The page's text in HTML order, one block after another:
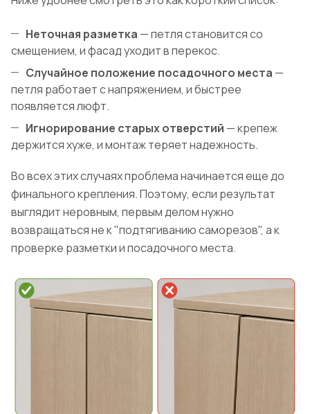
Неточная разметка — петля становится со
смещением, и фасад уходит в перекос.
Случайное положение посадочного места —
петля работает с напряжением, и быстрее
появляется люфт.
Игнорирование старых отверстий — крепеж
держится хуже, и монтаж теряет надежность.
Во всех этих случаях проблема начинается еще до
финального крепления. Поэтому, если результат
выглядит неровным, первым делом нужно
возвращаться не к "подтягиванию саморезов", а к
проверке разметки и посадочного места.